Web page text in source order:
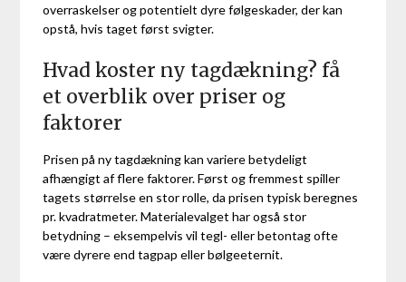
overraskelser og potentielt dyre følgeskader, der kan
opstå, hvis taget først svigter.
Hvad koster ny tagdækning? få
et overblik over priser og
faktorer
Prisen på ny tagdækning kan variere betydeligt
afhængigt af flere faktorer. Først og fremmest spiller
tagets størrelse en stor rolle, da prisen typisk beregnes
pr. kvadratmeter. Materialevalget har også stor
betydning – eksempelvis vil tegl- eller betontag ofte
være dyrere end tagpap eller bølgeeternit.